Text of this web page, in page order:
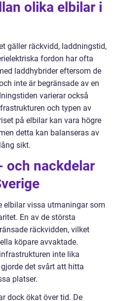
olika elbilar i
gäller räckvidd, laddningstid,
fordon har ofta
laddhybrider eftersom de
inte är begränsade av en
varierar också
och typen av
på elbilar kan vara högre
detta kan balanseras av
sikt.
och nackdelar
elbilar vissa utmaningar som
En av de största
räckvidden, vilket
köpare avvaktade.
inte lika
det svårt att hitta
platser.
dock ökat över tid. De